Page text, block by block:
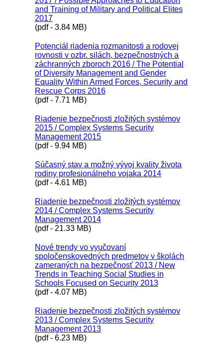
and Training of Military and Political Elites
2017
(pdf - 3.84 MB)
Potenciál riadenia rozmanitosti a rodovej
rovnosti v ozbr. silách, bezpečnostných a
záchranných zboroch 2016 / The Potential
of Diversity Management and Gender
Equality Within Armed Forces, Security and
Rescue Corps 2016
(pdf - 7.71 MB)
Riadenie bezpečnosti zložitých systémov
2015 / Complex Systems Security
Management 2015
(pdf - 9.94 MB)
Súčasný stav a možný vývoj kvality života
rodiny profesionálneho vojaka 2014
(pdf - 4.61 MB)
Riadenie bezpečnosti zložitých systémov
2014 / Complex Systems Security
Management 2014
(pdf - 21.33 MB)
Nové trendy vo vyučovaní
spoločenskovedných predmetov v školách
zameraných na bezpečnosť 2013 / New
Trends in Teaching Social Studies in
Schools Focused on Security 2013
(pdf - 4.07 MB)
Riadenie bezpečnosti zložitých systémov
2013 / Complex Systems Security
Management 2013
(pdf - 6.23 MB)